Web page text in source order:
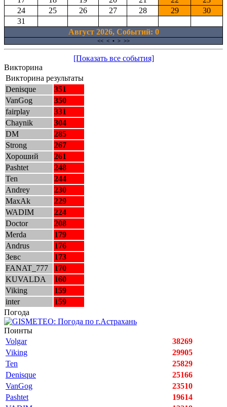
24
25 26 27 28 29
30
31
Август 2026, Cобытий: 0
<< < • > >>
[Показать все события]
Викторина
Викторина результаты
Denisque
351
VanGog
350
fairplay
331
Chaynik
304
DM
285
Strong
267
Хороший
261
Pashtet
248
Ten
244
Andrey
230
MaxAk
229
WADIM
224
Doctor
208
Merda
179
Andrus
176
Зевс
173
FANAT_777
170
KUVALDA
160
Viking
159
inter
159
Погода
Поинты
Volgar
38269
Viking
29905
Ten
25829
Denisque
25166
VanGog
23510
Pashtet
19614